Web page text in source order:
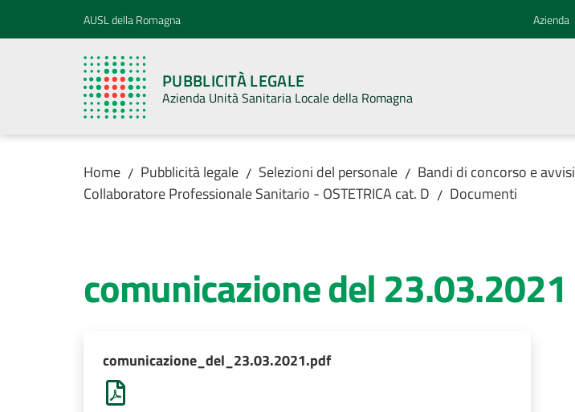
Vai al contenuto
Vai alla navigazioneAUSL della Romagna Azienda
PUBBLICITÀ LEGALE
Azienda Unità Sanitaria Locale della Romagna
Home / Pubblicità legale / Selezioni del personale / Bandi di concorso e avvisi
Collaboratore Professionale Sanitario - OSTETRICA cat. D / Documenti
comunicazione del 23.03.2021
comunicazione_del_23.03.2021.pdf